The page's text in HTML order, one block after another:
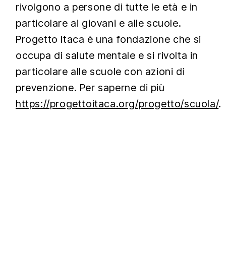
rivolgono a persone di tutte le età e in
particolare ai giovani e alle scuole.
Progetto Itaca è una fondazione che si
occupa di salute mentale e si rivolta in
particolare alle scuole con azioni di
prevenzione. Per saperne di più
https://progettoitaca.org/progetto/scuola/.